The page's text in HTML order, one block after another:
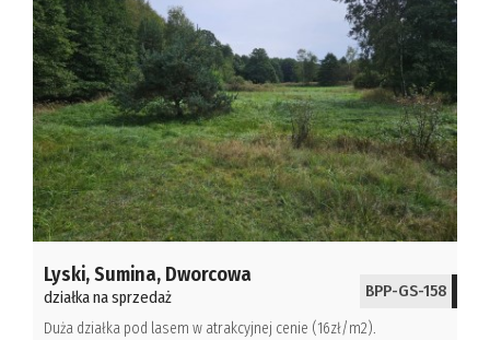
Lyski,Sumina, Dworcowa
działka na sprzedaż BPP-GS-158
Duża działka pod lasem w atrakcyjnej cenie (16zł/m2).